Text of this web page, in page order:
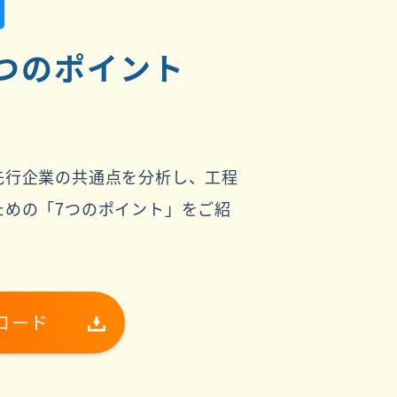
のポイント
企業の共通点を分析し、工程
の「7つのポイント」をご紹
ード